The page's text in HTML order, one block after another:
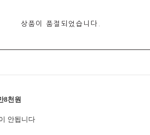
상품이 품절되었습니다.
8천원
안됩니다